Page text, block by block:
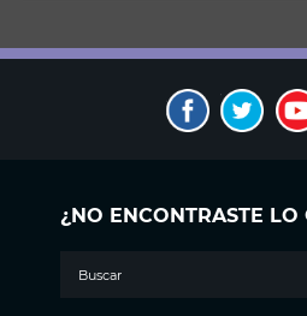
¿NO ENCONTRASTE LO